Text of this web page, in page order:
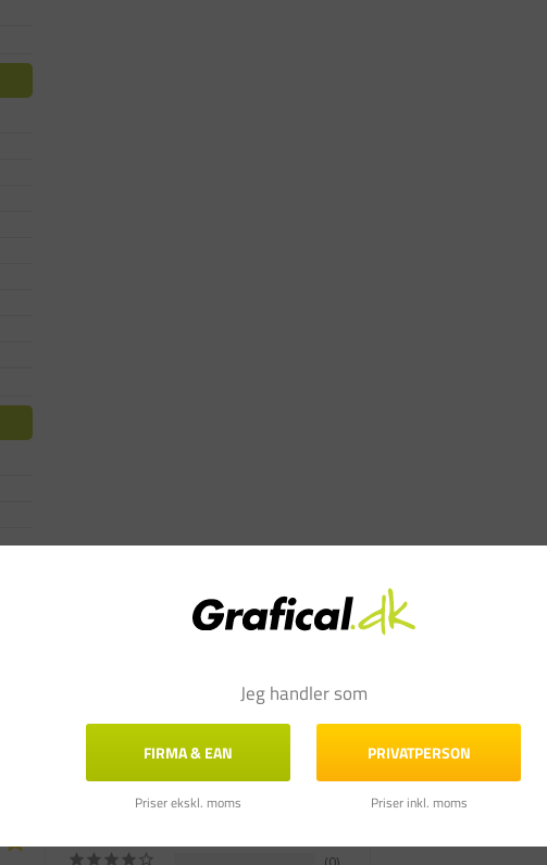
Jeg handler som
FIRMA & EAN
Priser ekskl. moms
PRIVATPERSON
Priser inkl. moms